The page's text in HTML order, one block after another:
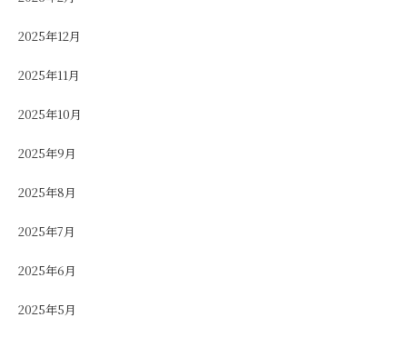
2025年12月
2025年11月
2025年10月
2025年9月
2025年8月
2025年7月
2025年6月
2025年5月